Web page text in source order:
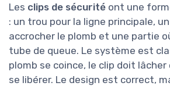
Les clips de sécurité ont une
: un trou pour la ligne principale,
accrocher le plomb et une partie
tube de queue. Le système est
plomb se coince, le clip doit
se libérer. Le design est correct,